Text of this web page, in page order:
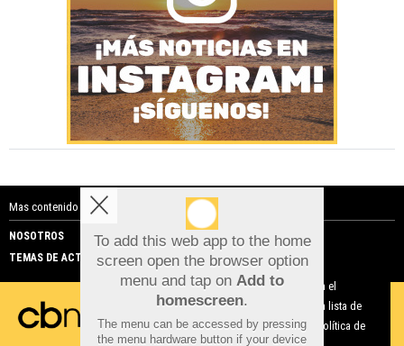
Mas contenido de Costa Blanca Noticias:
NOSOTROS
PUBLICIDAD
TEMAS DE ACTUALIDAD
To add this web app to the home
screen open the browser option
menu and tap on Add to
homescreen.
The menu can be accessed by pressing
the menu hardware button if your device
Aviso sobre el Uso de cookies:
Utilizamos cookies nuestras y de terceros para el
funcionamiento del digital. Puedes consultar la lista de
cookies y como desconectarlas. Ver nuestra Política de